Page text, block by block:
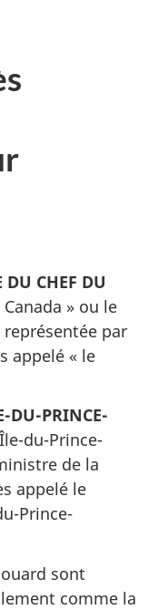
DU CHEF DU
» ou le
par
appelé « le
DU-PRINCE-
du-Prince-
de la
appelé le
Prince-
sont
comme la